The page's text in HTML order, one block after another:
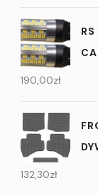
190,00zł
132,30zł